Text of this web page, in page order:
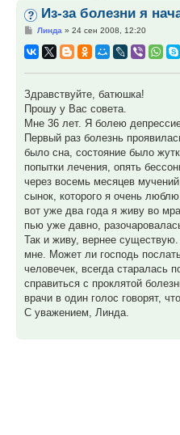
Из-за болезни я
Сообщение
Линда » 24 сен 2008, 12:20
Здравствуйте, батюшка!
Прошу у Вас совета.
Мне 36 лет. Я болею
Первый раз болезнь
было сна, состояние было
попытки лечения, опять
через восемь месяцев
сынок, которого я очень
вот уже два года я живу во
пью уже давно,
Так и живу, вернее
мне. Может ли господь
человечек, всегда старалась
справиться с проклятой
врачи в один голос говорят,
С уважением, Линда.